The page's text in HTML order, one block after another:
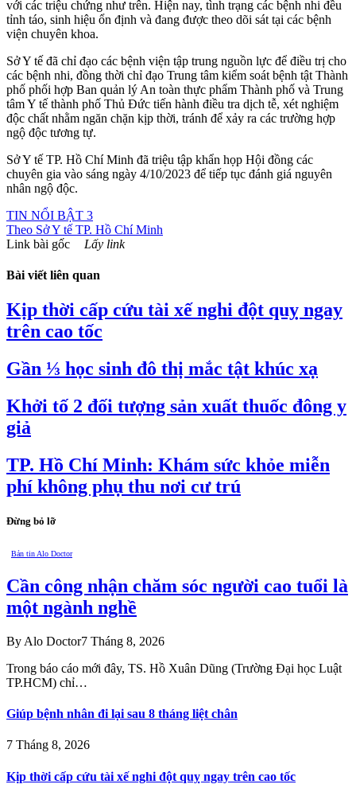
với các triệu chứng như trên. Hiện nay, tình trạng các bệnh nhi đều
tỉnh táo, sinh hiệu ổn định và đang được theo dõi sát tại các bệnh
viện chuyên khoa.
Sở Y tế đã chỉ đạo các bệnh viện tập trung nguồn lực để điều trị cho
các bệnh nhi, đồng thời chỉ đạo Trung tâm kiểm soát bệnh tật Thành
phố phối hợp Ban quản lý An toàn thực phẩm Thành phố và Trung
tâm Y tế thành phố Thủ Đức tiến hành điều tra dịch tễ, xét nghiệm
độc chất nhằm ngăn chặn kịp thời, tránh để xảy ra các trường hợp
ngộ độc tương tự.
Sở Y tế TP. Hồ Chí Minh đã triệu tập khẩn họp Hội đồng các
chuyên gia vào sáng ngày 4/10/2023 để tiếp tục đánh giá nguyên
nhân ngộ độc.
TIN NỔI BẬT 3
Theo Sở Y tế TP. Hồ Chí Minh
Link bài gốc
Lấy link
Bài viết liên quan
Kịp thời cấp cứu tài xế nghi đột quỵ ngay
trên cao tốc
Gần ⅓ học sinh đô thị mắc tật khúc xạ
Khởi tố 2 đối tượng sản xuất thuốc đông y
giả
TP. Hồ Chí Minh: Khám sức khỏe miễn
phí không phụ thu nơi cư trú
Đừng bỏ lỡ
Bản tin Alo Doctor
Cần công nhận chăm sóc người cao tuổi là
một ngành nghề
By Alo Doctor7 Tháng 8, 2026
Trong báo cáo mới đây, TS. Hồ Xuân Dũng (Trường Đại học Luật
TP.HCM) chỉ…
Giúp bệnh nhân đi lại sau 8 tháng liệt chân
7 Tháng 8, 2026
Kịp thời cấp cứu tài xế nghi đột quỵ ngay trên cao tốc